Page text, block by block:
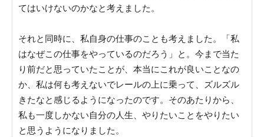
てはいけないのかなと考えました。
それと同時に、私自身の仕事のことも考えました。「私
はなぜこの仕事をやっているのだろう」と。今まで当た
り前だと思っていたことが、本当にこれが良いことなの
か、私は何も考えないでレールの上に乗って、ズルズル
きたなと感じるようになったのです。そのあたりから、
私も一度しかない自分の人生、やりたいことをやりたい
と思うようになりました。